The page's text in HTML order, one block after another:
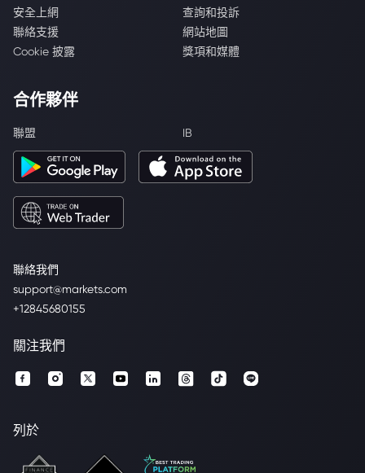
聯絡我們
support@markets.com
+12845680155
安全上網
查詢和投訴
聯絡支援
網站地圖
Cookie 披露
獎項和媒體
合作夥伴
聯盟 IB
關注我們
列於